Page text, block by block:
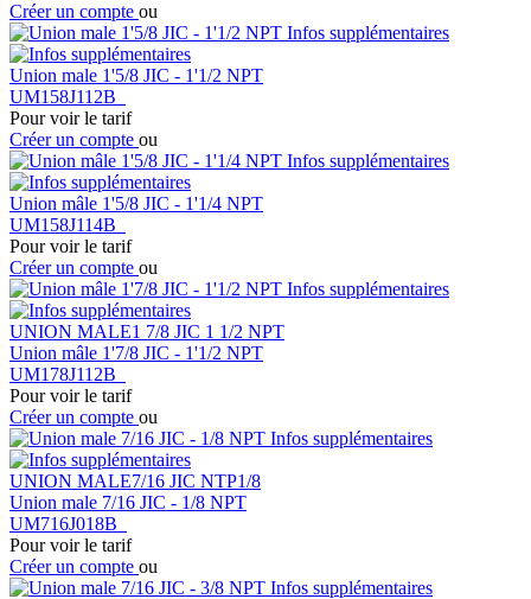
Créer un compte ou
Infos supplémentaires
Union male 1'5/8 JIC - 1'1/2 NPT
UM158J112B
Pour voir le tarif
Créer un compte ou
Infos supplémentaires
Union mâle 1'5/8 JIC - 1'1/4 NPT
UM158J114B
Pour voir le tarif
Créer un compte ou
Infos supplémentaires
UNION MALE1 7/8 JIC 1 1/2 NPT
Union mâle 1'7/8 JIC - 1'1/2 NPT
UM178J112B
Pour voir le tarif
Créer un compte ou
Infos supplémentaires
UNION MALE7/16 JIC NTP1/8
Union male 7/16 JIC - 1/8 NPT
UM716J018B
Pour voir le tarif
Créer un compte ou
Infos supplémentaires